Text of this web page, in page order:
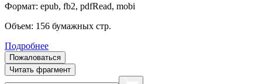
Формат: epub, fb2, pdfRead, mobi
Объем: 156 бумажных стр.
Подробнее
Пожаловаться
Читать фрагмент